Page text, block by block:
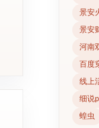
景安
景安
河南
百度
线上
细说
蝗虫